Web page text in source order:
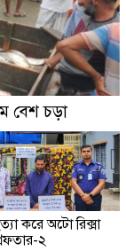
বেশ চড়া
করে অটো রিক্সা
২